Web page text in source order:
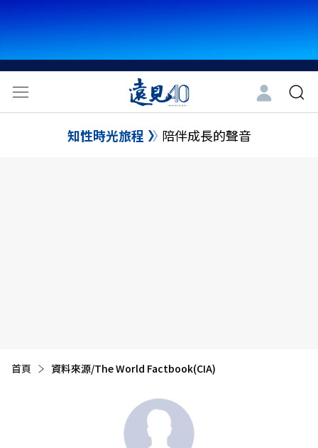
知性時光旅程 陪伴成長的聲音
首頁 目前頁面：
資料來源/The World Factbook(CIA)